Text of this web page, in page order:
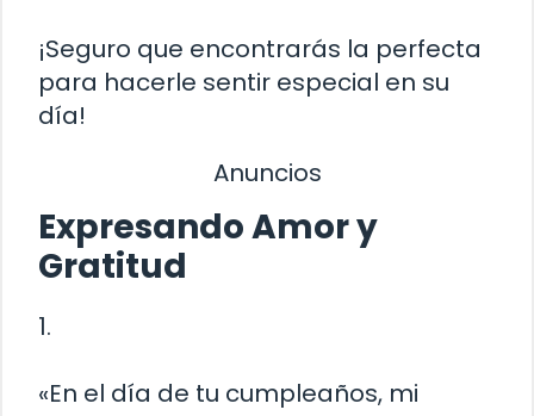
¡Seguro que encontrarás la perfecta
para hacerle sentir especial en su
día!
Anuncios
Expresando Amor y
Gratitud
1.
«En el día de tu cumpleaños, mi